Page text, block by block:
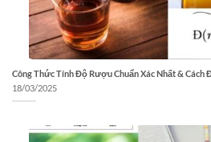
Công Thức Tính Độ Rượu Chuẩn Xác Nhất & Cách
18/03/2025